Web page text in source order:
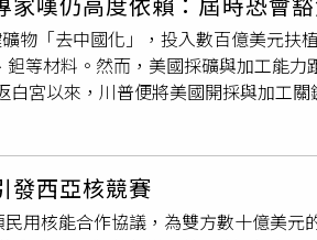
航行。
目中，Lulu特別翻出阿弟16年前參加
波回憶殺。除了歌手身分，Energy團
叫車。阿弟雖然希望培養孩子獨立
一天遇到一個對她好的男生，她就
物「去中國化」，投入數百億美元扶
等材料。然而，美國採礦與加工能力
宮以來，川普便將美國開採與加工
削弱中國對美國武器及其他戰略產品
期限只剩5個多月的時間。屆時，相
。華盛頓多年來一直試圖限制這類進口
曾在5月10日於其社群平台「真實社
產品，沒有任何藉口！」如今他在20
發西亞核競賽
用核能合作協議，為雙方數十億美元